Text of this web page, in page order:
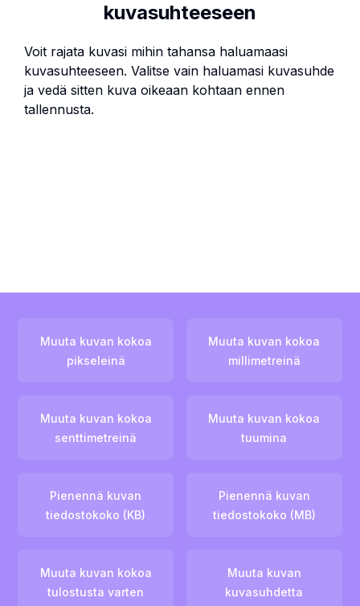
kuvasuhteeseen
Voit rajata kuvasi mihin tahansa haluamaasi
kuvasuhteeseen. Valitse vain haluamasi kuvasuhde
ja vedä sitten kuva oikeaan kohtaan ennen
tallennusta.
Muuta kuvan kokoa
pikseleinä
Muuta kuvan kokoa
millimetreinä
Muuta kuvan kokoa
senttimetreinä
Muuta kuvan kokoa
tuumina
Pienennä kuvan
tiedostokoko (KB)
Pienennä kuvan
tiedostokoko (MB)
Muuta kuvan kokoa
tulostusta varten
Muuta kuvan
kuvasuhdetta